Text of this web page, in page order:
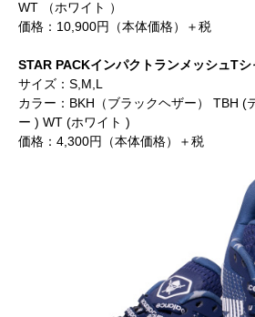
WT （ホワイト ）
価格：10,900円（本体価格）＋税
STAR PACKインパクトランメッシュTシ
サイズ：S,M,L
カラー：BKH（ブラックヘザー） TBH (
ー ) WT (ホワイト )
価格：4,300円（本体価格）＋税